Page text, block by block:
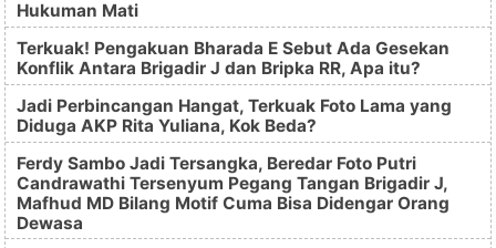
Hukuman Mati
Terkuak! Pengakuan Bharada E Sebut Ada Gesekan
Konflik Antara Brigadir J dan Bripka RR, Apa itu?
Jadi Perbincangan Hangat, Terkuak Foto Lama yang
Diduga AKP Rita Yuliana, Kok Beda?
Ferdy Sambo Jadi Tersangka, Beredar Foto Putri
Candrawathi Tersenyum Pegang Tangan Brigadir J,
Mafhud MD Bilang Motif Cuma Bisa Didengar Orang
Dewasa